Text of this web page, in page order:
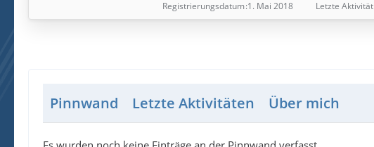
Registrierungsdatum 1. Mai 2018 Letzte Aktivität
Pinnwand Letzte Aktivitäten Über mich